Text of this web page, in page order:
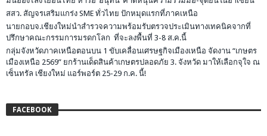
สสว. สัญจรเสริมแกร่ง SME ทั่วไทย ปักหมุดแรกที่ภาคเหนือ
นายกอบจ.เชียงใหม่นำสำรวจความพร้อมรับตรวจประเมินทางเทคนิคจากที่
ปรึกษาคณะกรรมการมรดกโลก ที่จะลงพื้นที่ 3-8 ส.ค.นี้
กลุ่มจังหวัดภาคเหนือตอนบน 1 ขับเคลื่อนเศรษฐกิจเมืองเหนือ จัดงาน “เกษตร
เมืองเหนือ 2569” ยกร้านเด็ดสินค้าเกษตรปลอดภัย 3. จังหวัด มาให้เลือกจุใจ ณ
เซ็นทรัล เชียงใหม่ แอร์พอร์ต 25-29 ก.ค. นี้!
FACEBOOK